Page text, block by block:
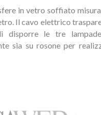
in vetro soffiato
Il cavo elettrico
disporre le tre
sia su rosone per